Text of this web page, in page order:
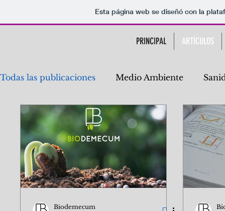
Esta página web se diseñó con la
PRINCIPAL ARTÍCULOS
Todas las publicaciones Medio Ambiente
Industria alimentaria Calidad
Biología Forense COVID-19 Estrategia
Biodemecum